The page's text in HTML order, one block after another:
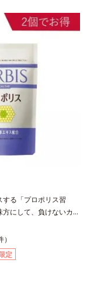
る「プロポリス習
にして、負けないカラ
スは、高品質なブラジ
使用し、体調を維持す
独自の2段階抽出法に
る、ポリフェノールの
）
定